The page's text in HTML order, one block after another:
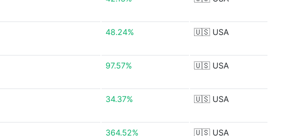
48.24% 🇺🇸 USA
97.57% 🇺🇸 USA
34.37% 🇺🇸 USA
364.52% 🇺🇸 USA